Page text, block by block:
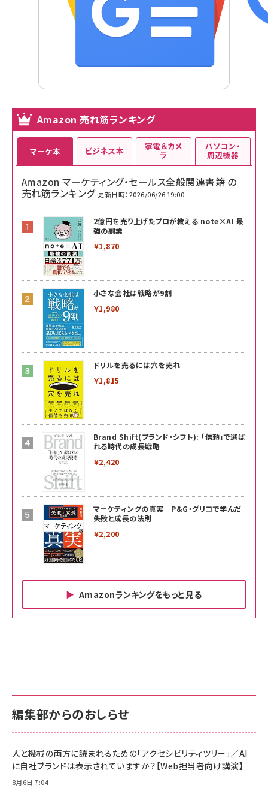
Amazon 売れ筋ランキング
マーケ本
Amazon マーケティング・セールス全般関連書籍 の
売れ筋ランキング 更新日時：2026/06/26 19:00
2億円を売り上げたプロが教える note×AI 最
強の副業
￥1,870
小さな会社は戦略が9割
￥1,980
ドリルを売るには穴を売れ
￥1,815
Brand Shift(ブランド・シフト): 「信頼」で選ば
れる時代の成長戦略
￥2,420
マーケティングの真実 P&G・グリコで学んだ
失敗と成長の法則
￥2,200
Amazonランキングをもっと見る
ビジネス本
￥880
anan(アンアン)2026/06/24号 No.2500増刊
スペシャルエディション[王道エンタメの矜持／
￥1,100
家電＆カメ
ラ
サポート正規品 メーカー保証5年 KLMEA128G
NIMASO ガラスフィルム iPhone 17 用 保護フィ
すい ガイド枠付き いPhone17 (6.3インチ) 対応
2枚セット DSP25F1698
￥1,599
パソコン・
周辺機器
サポート正規品 メーカー保証5年 KLMEA128G
Amazon eギフトカード - Amazonロゴ - クラ
￥5,000
編集部からのおしらせ
人と機械の両方に読まれるための「アクセシビリティツリー」／AI
に自社ブランドは表示されていますか？【Web担当者向け講演】
8月6日 7:04